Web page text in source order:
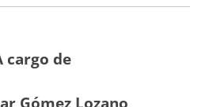
cargo de
Gómez Lozano